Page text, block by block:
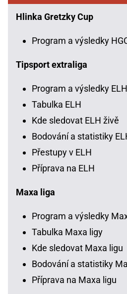
Hlinka Gretzky Cup
Program a výsledky
Tipsport extraliga
Program a výsledky ELH
Tabulka ELH
Kde sledovat ELH živě
Bodování a statistiky
Přestupy v ELH
Příprava na ELH
Maxa liga
Program a výsledky
Tabulka Maxa ligy
Kde sledovat Maxa ligu
Bodování a statistiky
Příprava na Maxa ligu